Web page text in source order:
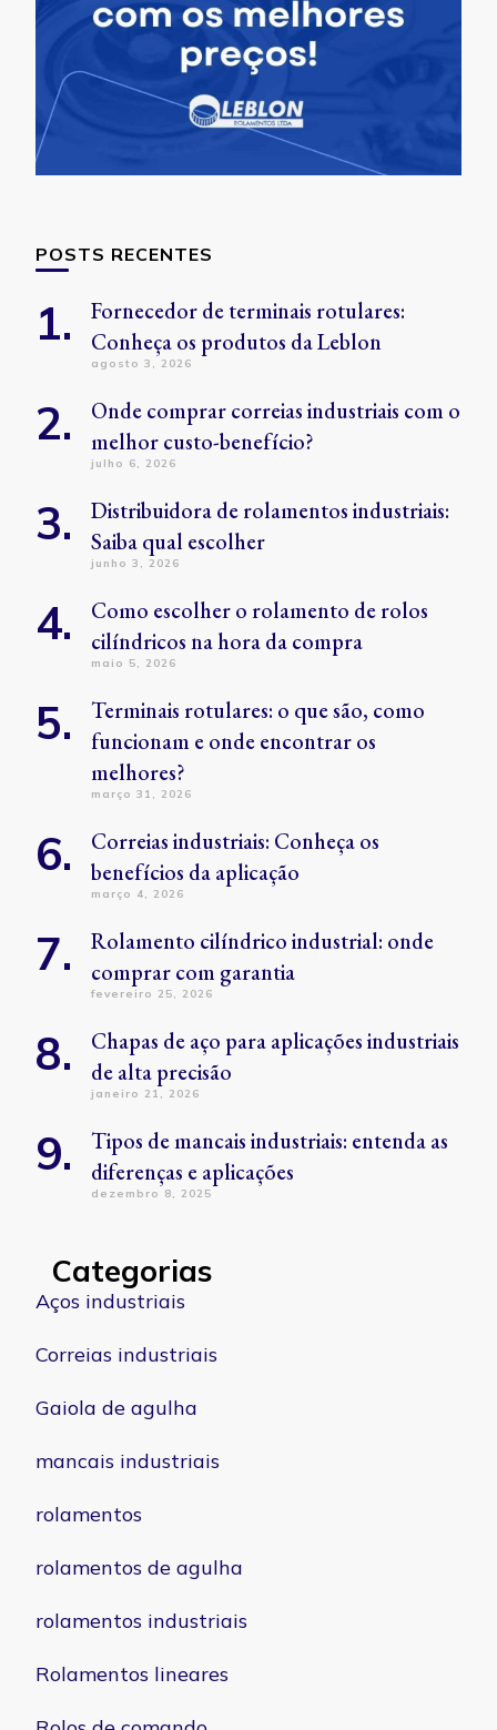
POSTS RECENTES
Fornecedor de terminais rotulares:
Conheça os produtos da Leblon
agosto 3, 2026
Onde comprar correias industriais com o
melhor custo-benefício?
julho 6, 2026
Distribuidora de rolamentos industriais:
Saiba qual escolher
junho 3, 2026
Como escolher o rolamento de rolos
cilíndricos na hora da compra
maio 5, 2026
Terminais rotulares: o que são, como
funcionam e onde encontrar os
melhores?
março 31, 2026
Correias industriais: Conheça os
benefícios da aplicação
março 4, 2026
Rolamento cilíndrico industrial: onde
comprar com garantia
fevereiro 25, 2026
Chapas de aço para aplicações industriais
de alta precisão
janeiro 21, 2026
Tipos de mancais industriais: entenda as
diferenças e aplicações
dezembro 8, 2025
Categorias
Aços industriais
Correias industriais
Gaiola de agulha
mancais industriais
rolamentos
rolamentos de agulha
rolamentos industriais
Rolamentos lineares